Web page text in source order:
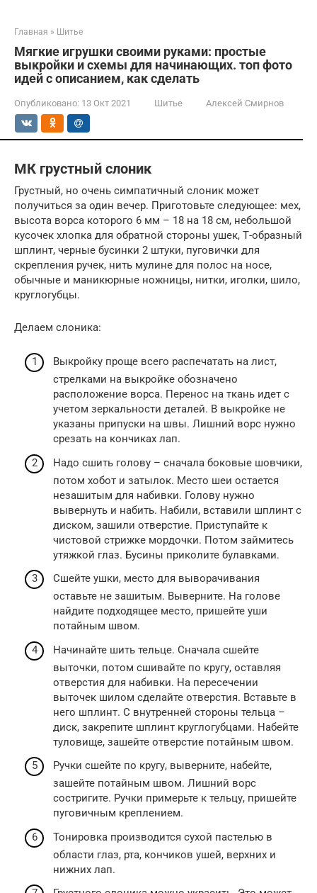
Главная » Шитье
Мягкие игрушки своими руками: простые
выкройки и схемы для начинающих. топ фото
идей с описанием, как сделать
Опубликовано: 13 Окт 2021 Шитье Алексей Смирнов
МК грустный слоник
Грустный, но очень симпатичный слоник может
получиться за один вечер. Приготовьте следующее: мех,
высота ворса которого 6 мм – 18 на 18 см, небольшой
кусочек хлопка для обратной стороны ушек, Т-образный
шплинт, черные бусинки 2 штуки, пуговички для
скрепления ручек, нить мулине для полос на носе,
обычные и маникюрные ножницы, нитки, иголки, шило,
круглогубцы.
Делаем слоника:
Выкройку проще всего распечатать на лист,
стрелками на выкройке обозначено
расположение ворса. Перенос на ткань идет с
учетом зеркальности деталей. В выкройке не
указаны припуски на швы. Лишний ворс нужно
срезать на кончиках лап.
Надо сшить голову – сначала боковые шовчики,
потом хобот и затылок. Место шеи остается
незашитым для набивки. Голову нужно
вывернуть и набить. Набили, вставили шплинт с
диском, зашили отверстие. Приступайте к
чистовой стрижке мордочки. Потом займитесь
утяжкой глаз. Бусины приколите булавками.
Сшейте ушки, место для выворачивания
оставьте не зашитым. Выверните. На голове
найдите подходящее место, пришейте уши
потайным швом.
Начинайте шить тельце. Сначала сшейте
выточки, потом сшивайте по кругу, оставляя
отверстия для набивки. На пересечении
выточек шилом сделайте отверстия. Вставьте в
него шплинт. С внутренней стороны тельца –
диск, закрепите шплинт круглогубцами. Набейте
туловище, зашейте отверстие потайным швом.
Ручки сшейте по кругу, выверните, набейте,
зашейте потайным швом. Лишний ворс
состригите. Ручки примерьте к тельцу, пришейте
пуговичным креплением.
Тонировка производится сухой пастелью в
области глаз, рта, кончиков ушей, верхних и
нижних лап.